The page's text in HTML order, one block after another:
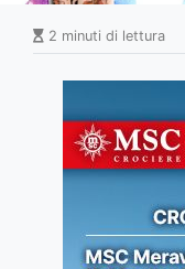
2 minuti di lettura